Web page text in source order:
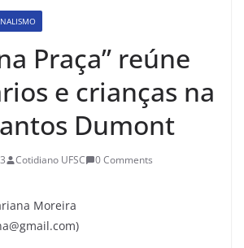
Praça” reúne
e crianças na
Dumont
Cotidiano UFSC
0 Comments
Moreira